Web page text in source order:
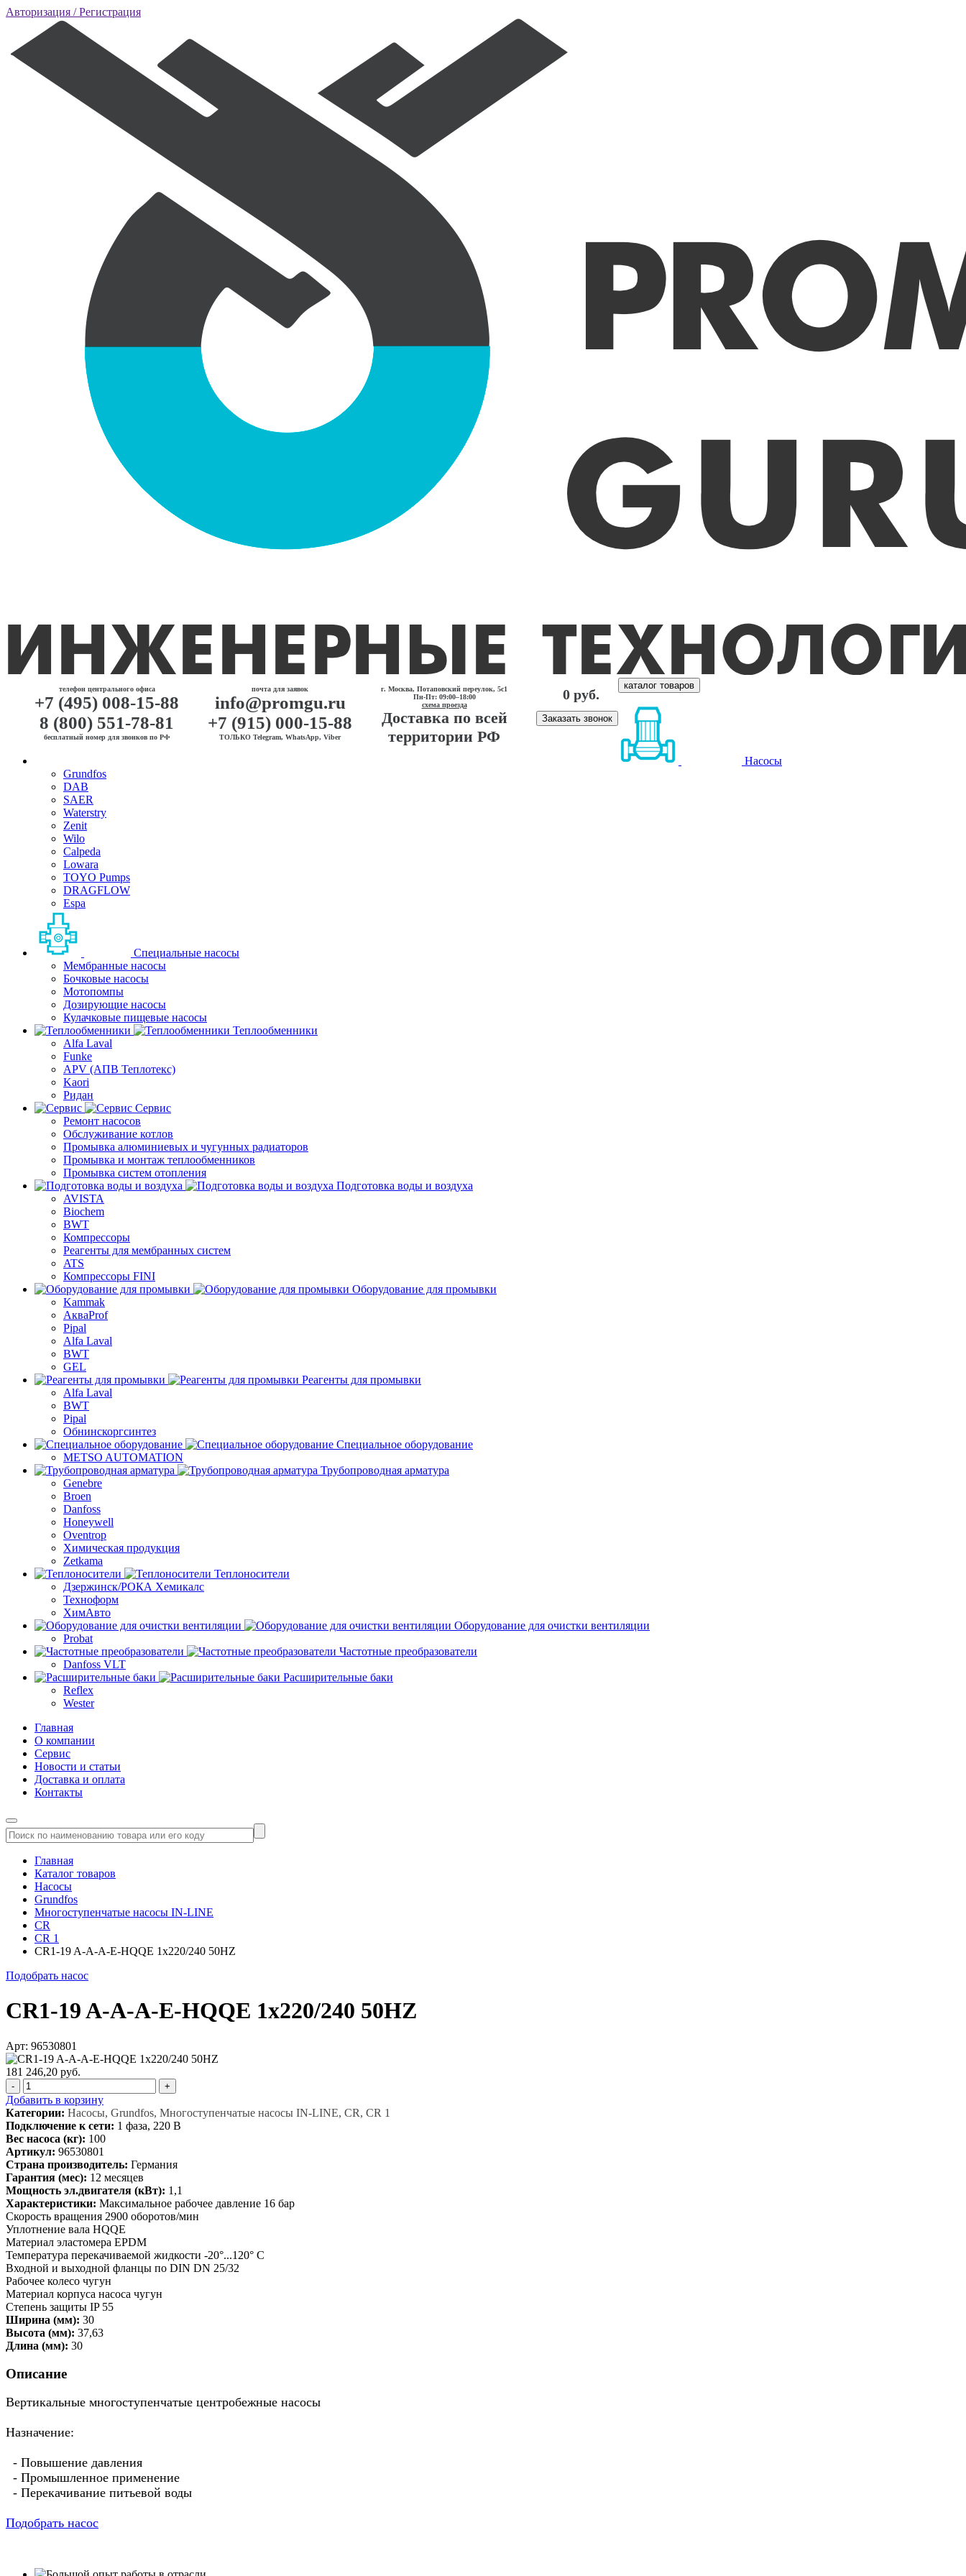
Авторизация / Регистрация
телефон центрального офиса
+7 (495) 008-15-88
8 (800) 551-78-81
бесплатный номер для звонков по РФ
почта для заявок
info@promgu.ru
+7 (915) 000-15-88
ТОЛЬКО Telegram, WhatsApp, Viber
г. Москва, Потаповский переулок, 5с1
Пн-Пт: 09:00–18:00
схема проезда
Доставка по всей
территории РФ
0 руб.
Заказать звонок
каталог товаров
Насосы
Grundfos
DAB
SAER
Waterstry
Zenit
Wilo
Calpeda
Lowara
TOYO Pumps
DRAGFLOW
Espa
Специальные насосы
Мембранные насосы
Бочковые насосы
Мотопомпы
Дозирующие насосы
Кулачковые пищевые насосы
Теплообменники
Alfa Laval
Funke
APV (АПВ Теплотекс)
Kaori
Ридан
Сервис
Ремонт насосов
Обслуживание котлов
Промывка алюминиевых и чугунных радиаторов
Промывка и монтаж теплообменников
Промывка систем отопления
Подготовка воды и воздуха
AVISTA
Biochem
BWT
Компрессоры
Реагенты для мембранных систем
ATS
Компрессоры FINI
Оборудование для промывки
Kammak
АкваProf
Pipal
Alfa Laval
BWT
GEL
Реагенты для промывки
Alfa Laval
BWT
Pipal
Обнинскоргсинтез
Специальное оборудование
METSO AUTOMATION
Трубопроводная арматура
Genebre
Broen
Danfoss
Honeywell
Oventrop
Химическая продукция
Zetkama
Теплоносители
Дзержинск/РОКА Хемикалс
Техноформ
ХимАвто
Оборудование для очистки вентиляции
Probat
Частотные преобразователи
Danfoss VLT
Расширительные баки
Reflex
Wester
Главная
О компании
Сервис
Новости и статьи
Доставка и оплата
Контакты
Главная
Каталог товаров
Насосы
Grundfos
Многоступенчатые насосы IN-LINE
CR
CR 1
CR1-19 A-A-A-E-HQQE 1x220/240 50HZ
Подобрать насос
CR1-19 A-A-A-E-HQQE 1x220/240 50HZ
Арт: 96530801
181 246,20 руб.
- +
Добавить в корзину
Категории: Насосы, Grundfos, Многоступенчатые насосы IN-LINE, CR, CR 1
Подключение к сети: 1 фаза, 220 В
Вес насоса (кг): 100
Артикул: 96530801
Страна производитель: Германия
Гарантия (мес): 12 месяцев
Мощность эл.двигателя (кВт): 1,1
Характеристики: Максимальное рабочее давление 16 бар
Скорость вращения 2900 оборотов/мин
Уплотнение вала HQQE
Материал эластомера EPDM
Температура перекачиваемой жидкости -20°...120° C
Входной и выходной фланцы по DIN DN 25/32
Рабочее колесо чугун
Материал корпуса насоса чугун
Степень защиты IP 55
Ширина (мм): 30
Высота (мм): 37,63
Длина (мм): 30
Описание
Вертикальные многоступенчатые центробежные насосы
Назначение:
- Повышение давления
- Промышленное применение
- Перекачивание питьевой воды
Подобрать насос